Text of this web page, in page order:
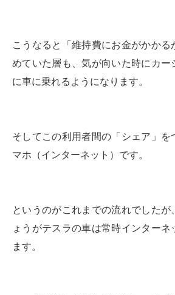
こうなると「維持費にお金がかかる
めていた層も、気が向いた時にカー
に車に乗れるようになります。
そしてこの利用者間の「シェア」を
マホ（インターネット）です。
というのがこれまでの流れでしたが
ょうがテスラの車は常時インターネ
ます。